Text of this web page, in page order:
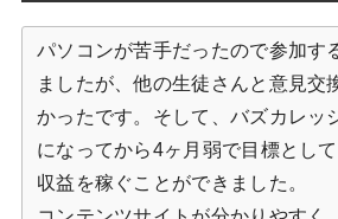
パソコンが苦手だったので参加す
ましたが、他の生徒さんと意見交
かったです。そして、バズカレッ
になってから4ヶ月弱で目標とし
収益を稼ぐことができました。